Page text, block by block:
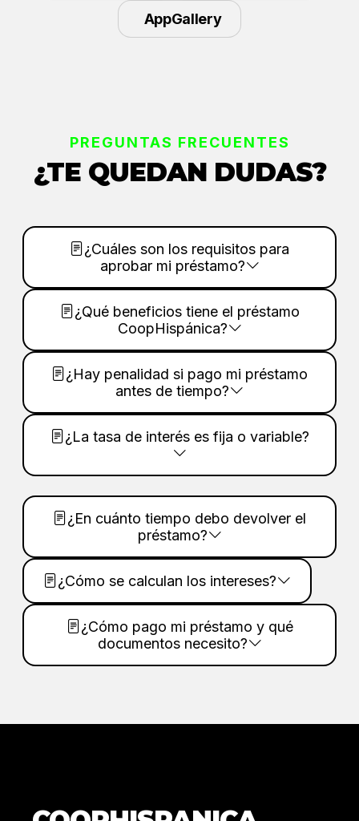
AppGallery
PREGUNTAS FRECUENTES
¿TE QUEDAN DUDAS?
¿Cuáles son los requisitos para
aprobar mi préstamo?
¿Qué beneficios tiene el préstamo
CoopHispánica?
¿Hay penalidad si pago mi préstamo
antes de tiempo?
¿La tasa de interés es fija o variable?
¿En cuánto tiempo debo devolver el
préstamo?
¿Cómo se calculan los intereses?
¿Cómo pago mi préstamo y qué
documentos necesito?